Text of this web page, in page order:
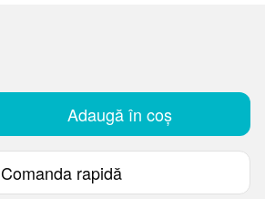
Adaugă în coș
Comanda rapidă